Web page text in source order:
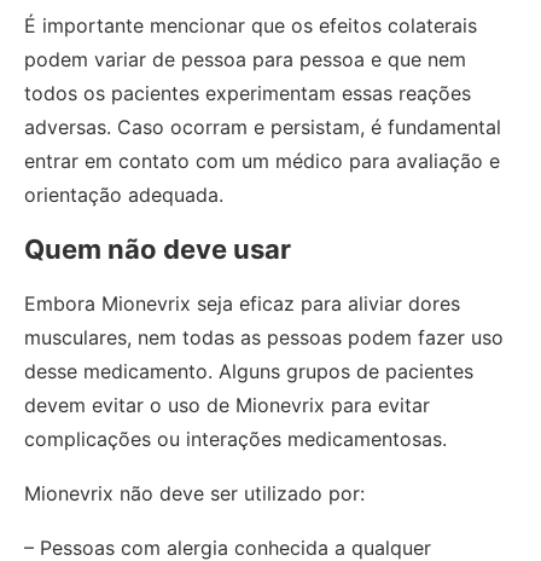
É importante mencionar que os efeitos colaterais
podem variar de pessoa para pessoa e que nem
todos os pacientes experimentam essas reações
adversas. Caso ocorram e persistam, é fundamental
entrar em contato com um médico para avaliação e
orientação adequada.
Quem não deve usar
Embora Mionevrix seja eficaz para aliviar dores
musculares, nem todas as pessoas podem fazer uso
desse medicamento. Alguns grupos de pacientes
devem evitar o uso de Mionevrix para evitar
complicações ou interações medicamentosas.
Mionevrix não deve ser utilizado por:
– Pessoas com alergia conhecida a qualquer